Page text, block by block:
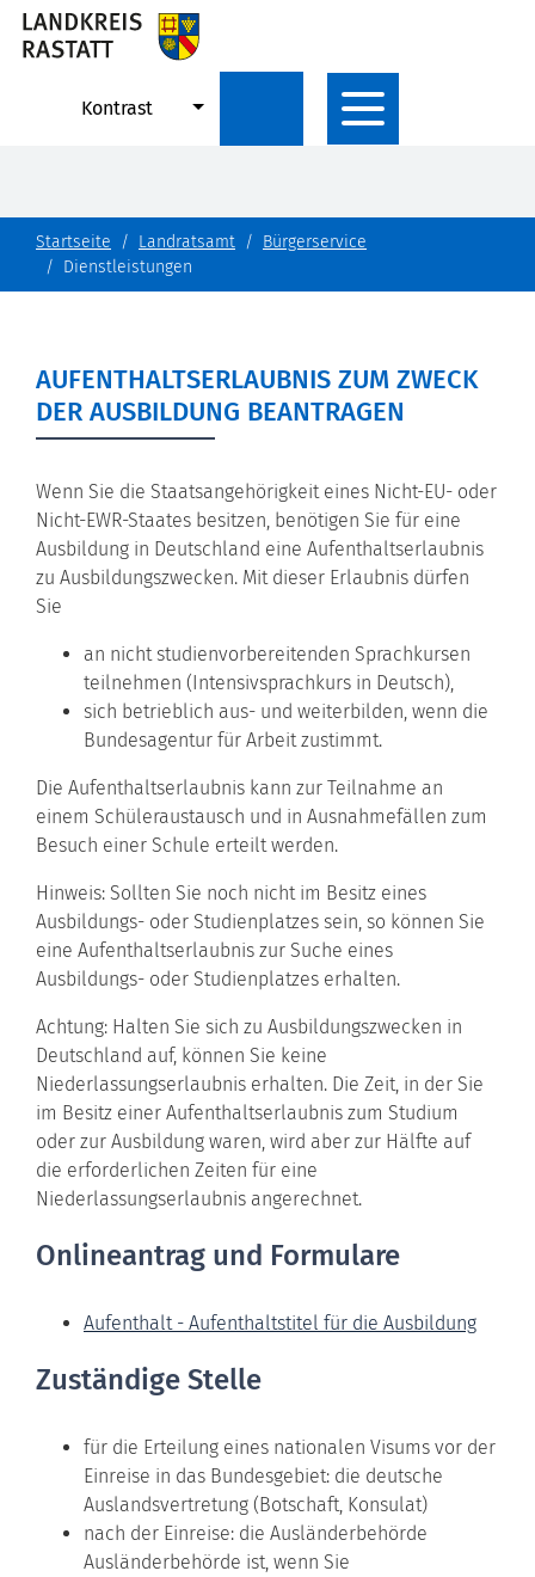
Kontrast
Startseite Landratsamt
Bürgerservice
Dienstleistungen
AUFENTHALTSERLAUBNIS ZUM ZWECK
DER AUSBILDUNG BEANTRAGEN
Wenn Sie die Staatsangehörigkeit eines Nicht-EU- oder
Nicht-EWR-Staates besitzen, benötigen Sie für eine
Ausbildung in Deutschland eine Aufenthaltserlaubnis
zu Ausbildungszwecken. Mit dieser Erlaubnis dürfen
Sie
an nicht studienvorbereitenden Sprachkursen
teilnehmen (Intensivsprachkurs in Deutsch),
sich betrieblich aus- und weiterbilden, wenn die
Bundesagentur für Arbeit zustimmt.
Die Aufenthaltserlaubnis kann zur Teilnahme an
einem Schüleraustausch und in Ausnahmefällen zum
Besuch einer Schule erteilt werden.
Hinweis: Sollten Sie noch nicht im Besitz eines
Ausbildungs- oder Studienplatzes sein, so können Sie
eine Aufenthaltserlaubnis zur Suche eines
Ausbildungs- oder Studienplatzes erhalten.
Achtung: Halten Sie sich zu Ausbildungszwecken in
Deutschland auf, können Sie keine
Niederlassungserlaubnis erhalten. Die Zeit, in der Sie
im Besitz einer Aufenthaltserlaubnis zum Studium
oder zur Ausbildung waren, wird aber zur Hälfte auf
die erforderlichen Zeiten für eine
Niederlassungserlaubnis angerechnet.
Onlineantrag und Formulare
Aufenthalt - Aufenthaltstitel für die Ausbildung
Zuständige Stelle
für die Erteilung eines nationalen Visums vor der
Einreise in das Bundesgebiet: die deutsche
Auslandsvertretung (Botschaft, Konsulat)
nach der Einreise: die Ausländerbehörde
Ausländerbehörde ist, wenn Sie